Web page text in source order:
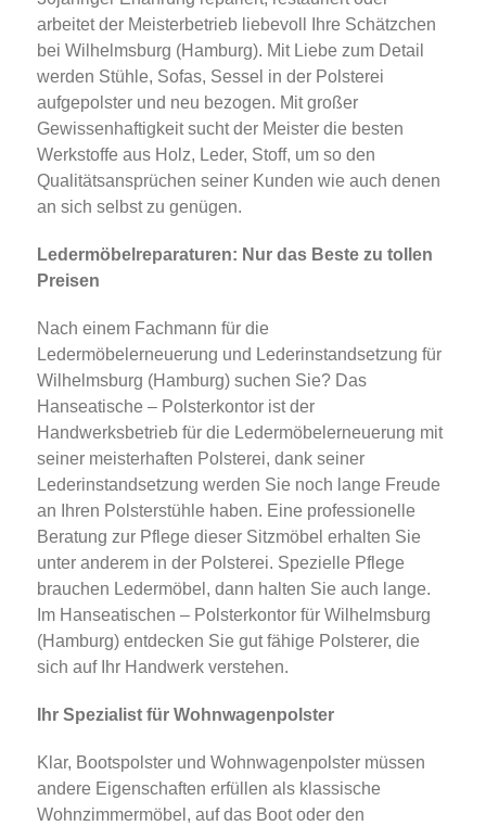
arbeitet der Meisterbetrieb liebevoll Ihre Schätzchen
bei Wilhelmsburg (Hamburg). Mit Liebe zum Detail
werden Stühle, Sofas, Sessel in der Polsterei
aufgepolster und neu bezogen. Mit großer
Gewissenhaftigkeit sucht der Meister die besten
Werkstoffe aus Holz, Leder, Stoff, um so den
Qualitätsansprüchen seiner Kunden wie auch denen
an sich selbst zu genügen.
Ledermöbelreparaturen: Nur das Beste zu tollen
Preisen
Nach einem Fachmann für die
Ledermöbelerneuerung und Lederinstandsetzung für
Wilhelmsburg (Hamburg) suchen Sie? Das
Hanseatische – Polsterkontor ist der
Handwerksbetrieb für die Ledermöbelerneuerung mit
seiner meisterhaften Polsterei, dank seiner
Lederinstandsetzung werden Sie noch lange Freude
an Ihren Polsterstühle haben. Eine professionelle
Beratung zur Pflege dieser Sitzmöbel erhalten Sie
unter anderem in der Polsterei. Spezielle Pflege
brauchen Ledermöbel, dann halten Sie auch lange.
Im Hanseatischen – Polsterkontor für Wilhelmsburg
(Hamburg) entdecken Sie gut fähige Polsterer, die
sich auf Ihr Handwerk verstehen.
Ihr Spezialist für Wohnwagenpolster
Klar, Bootspolster und Wohnwagenpolster müssen
andere Eigenschaften erfüllen als klassische
Wohnzimmermöbel, auf das Boot oder den